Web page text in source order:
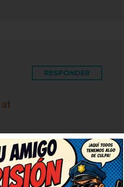
RESPONDER
el giro final,
Me quedo con la
es genial. No